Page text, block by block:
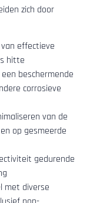
zich door
effectieve
hitte
beschermende
corrosieve
van de
op gesmeerde
gedurende
met diverse